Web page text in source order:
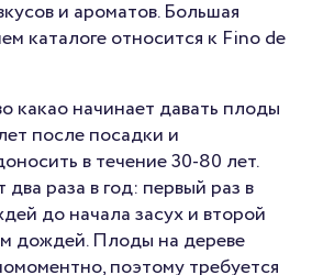
и ароматов. Большая
каталоге относится к Fino de
какао начинает давать плоды
после посадки и
в течение 30-80 лет.
раза в год: первый раз в
до начала засух и второй
дождей. Плоды на дереве
поэтому требуется